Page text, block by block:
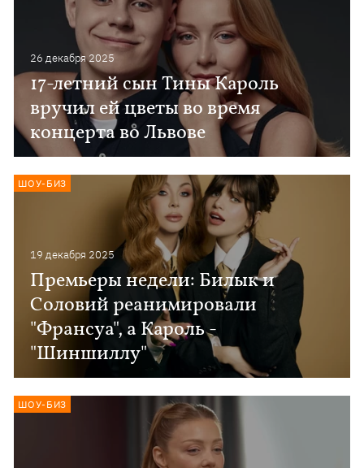
26 декабря 2025
17-летний сын Тины Кароль
вручил ей цветы во время
концерта во Львове
19 декабря 2025
Премьеры недели: Билык и
Соловий реанимировали
"Франсуа", а Кароль -
"Шиншиллу"
ШОУ-БИЗ
ШОУ-БИЗ